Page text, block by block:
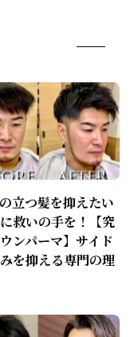
立つ髪を抑えたい
救いの手を！【究
ンパーマ】サイド
を抑える専門の理